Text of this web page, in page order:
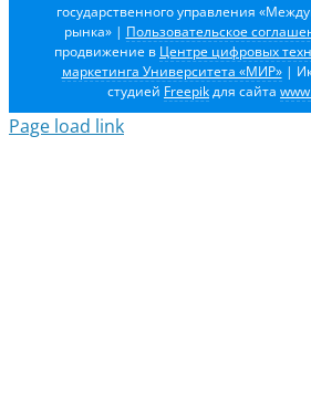
государственного управления
рынка» | Пользовательское
продвижение в Центре цифровых
маркетинга Университета «МИР»|
студией Freepikдля сайта
Page load link